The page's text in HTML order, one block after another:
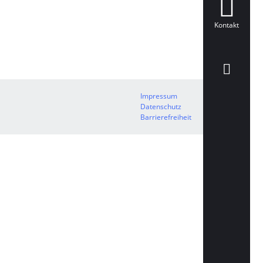
Kontakt
Impressum
Datenschutz
Barrierefreiheit